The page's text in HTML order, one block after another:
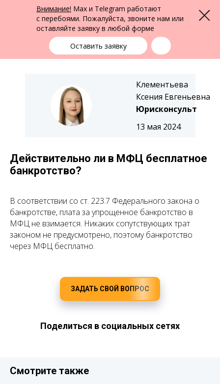
Внимание! Max и Telegram работают
с перебоями. Пожалуйста, звоните нам или
оставляйте заявку в любой форме
Оставить заявку
Меню
Юридическая помощь в Екатеринбурге
ФПК Альтернатива
Екатеринбург
выбрать город
+7 (343) 363-91-89
13 мая 2024
Клементьева
Ксения Евгеньевна
Юрисконсульт
Действительно ли в МФЦ бесплатное
банкротство?
В соответствии со ст. 223.7 Федерального закона о
банкротстве, плата за упрощенное банкротство в
МФЦ не взимается. Никаких сопутствующих трат
законом не предусмотрено, поэтому банкротство
через МФЦ бесплатно.
ЗАДАТЬ СВОЙ ВОПРОС
Поделиться в социальных сетях
Смотрите также